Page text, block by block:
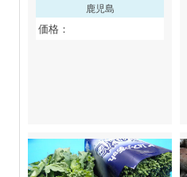
鹿児島
価格：